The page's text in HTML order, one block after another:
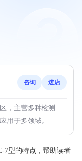
咨询 进店
，主营多种检测
用于多领域。
7型的特点，帮助读者